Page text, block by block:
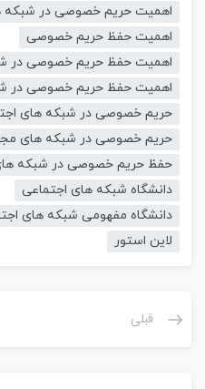
اهمیت حریم خصوصی در شبکه
اهمیت حفظ حریم خصوصی
اهمیت حفظ حریم خصوصی در
اهمیت حفظ حریم خصوصی در
حریم خصوصی در شبکه های
حریم خصوصی در شبکه های
حفظ حریم خصوصی در شبکه
دانشگاه شبکه های اجتماعی
دانشگاه مفهومی شبکه های
لاین استور
قبلی